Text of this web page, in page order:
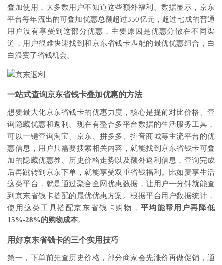
叠加使用，大多数用户不知道这些额外福利。数据显示，京东
平台每年流出的可叠加优惠总额超过350亿元，超过七成的普通
用户没有享受到这部分优惠，主要原因是优惠分散在不同渠
道，用户很难快速找到和京东省钱卡匹配的最优优惠组合，白
白浪费了省钱机会。
一站式查询京东省钱卡叠加优惠的方法
想要最大化京东省钱卡的优惠力度，核心是提前对比价格、查
询隐藏优惠和返利。现在有整合多平台数据的生活服务工具，
可以一键查询淘宝、京东、拼多多、抖音商城等主流平台的优
惠信息，用户只需要搜索相关内容，就能找到京东省钱卡可叠
加的隐藏优惠券、历史价格走势以及额外返利信息，查询完成
后再跳转到京东下单，就能享受双重省钱福利。比如麦享生活
这类平台，就是通过聚合全网优惠数据，让用户一分钟就能查
到京东省钱卡搭配的最优优惠方案。根据平台用户数据统计，
使用这类工具搭配京东省钱卡购物， 平均能帮用户再降低
15%-28%的购物成本。
用好京东省钱卡的三个实用技巧
第一，下单前先查历史价格，部分商家会先涨价再做促销，通